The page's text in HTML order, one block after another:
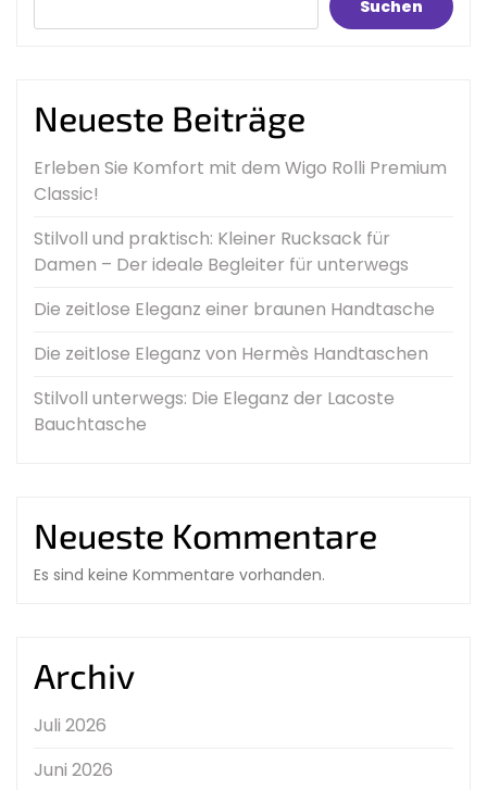
Suchen
Neueste Beiträge
Erleben Sie Komfort mit dem Wigo Rolli Premium
Classic!
Stilvoll und praktisch: Kleiner Rucksack für
Damen – Der ideale Begleiter für unterwegs
Die zeitlose Eleganz einer braunen Handtasche
Die zeitlose Eleganz von Hermès Handtaschen
Stilvoll unterwegs: Die Eleganz der Lacoste
Bauchtasche
Neueste Kommentare
Es sind keine Kommentare vorhanden.
Archiv
Juli 2026
Juni 2026